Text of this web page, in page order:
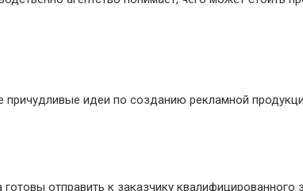
идеи по созданию рекламной
отправить к заказчику квалифицированного